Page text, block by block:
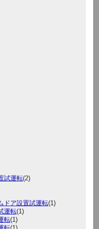
試運転(2)
ドア設置試運転(1)
運転(1)
転(1)